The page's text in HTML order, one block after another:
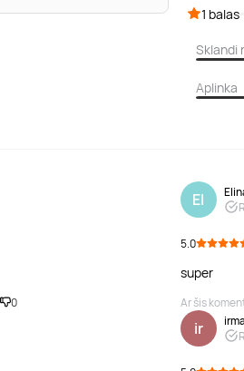
1 balas
Sklandi
Aplinka
0
El
5.0
super
Ar šis
ir